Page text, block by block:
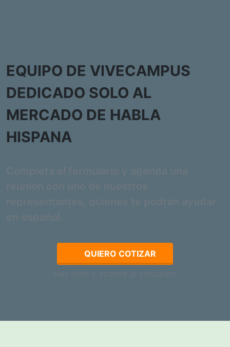
EQUIPO DE VIVECAMPUS
DEDICADO SOLO AL
MERCADO DE HABLA
HISPANA
QUIERO COTIZAR